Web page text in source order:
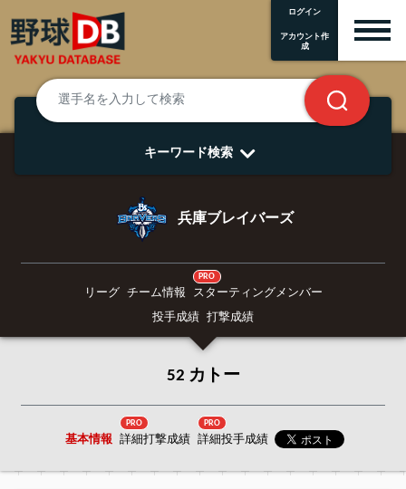
ログイン
アカウント作
成
キーワード検索
兵庫ブレイバーズ
リーグ チーム情報
PRO
スターティングメンバー
投手成績 打撃成績
52 カトー
基本情報
PRO
詳細打撃成績
PRO
詳細投手成績